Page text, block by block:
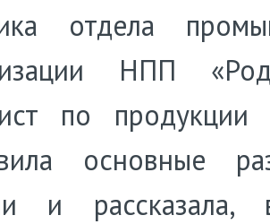
отдела
НПП
по продукции
основные
и рассказала,